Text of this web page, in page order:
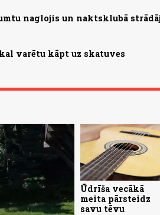
naglojis un naktsklubā
varētu kāpt uz skatuves
Ūdrīša vecākā
meita pārsteidz
savu tēvu